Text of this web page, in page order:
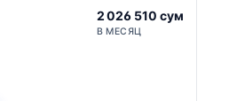
2 026 510 сум
В МЕСЯЦ